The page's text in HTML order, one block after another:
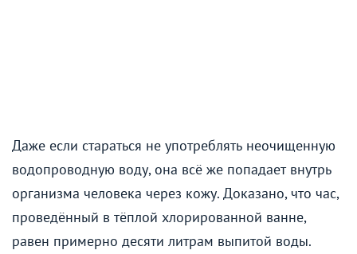
Даже если стараться не употреблять неочищенную
водопроводную воду, она всё же попадает внутрь
организма человека через кожу. Доказано, что час,
проведённый в тёплой хлорированной ванне,
равен примерно десяти литрам выпитой воды.